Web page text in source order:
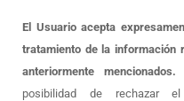
El Usuario acepta
tratamiento de la información
anteriormente mencionados.
posibilidad de rechazar